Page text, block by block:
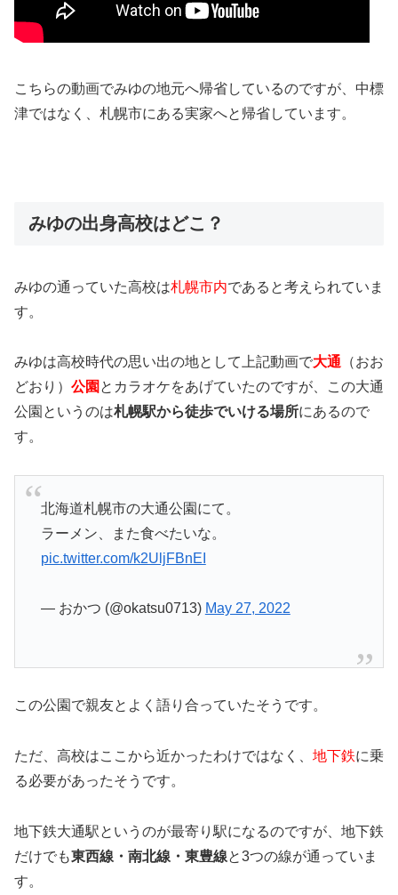
こちらの動画でみゆの地元へ帰省しているのですが、中標
津ではなく、札幌市にある実家へと帰省しています。
みゆの出身高校はどこ？
みゆの通っていた高校は札幌市内であると考えられていま
す。
みゆは高校時代の思い出の地として上記動画で大通 （おお
どおり） 公園 とカラオケをあげていたのですが、この大通
公園というのは札幌駅から徒歩でいける場所にあるので
す。
北海道札幌市の大通公園にて。
ラーメン、また食べたいな。
pic.twitter.com/k2UljFBnEI
— おかつ (@okatsu0713) May 27, 2022
この公園で親友とよく語り合っていたそうです。
ただ、高校はここから近かったわけではなく、 地下鉄に乗
る必要があったそうです。
地下鉄大通駅というのが最寄り駅になるのですが、地下鉄
だけでも東西線・南北線・東豊線と3つの線が通っていま
す。